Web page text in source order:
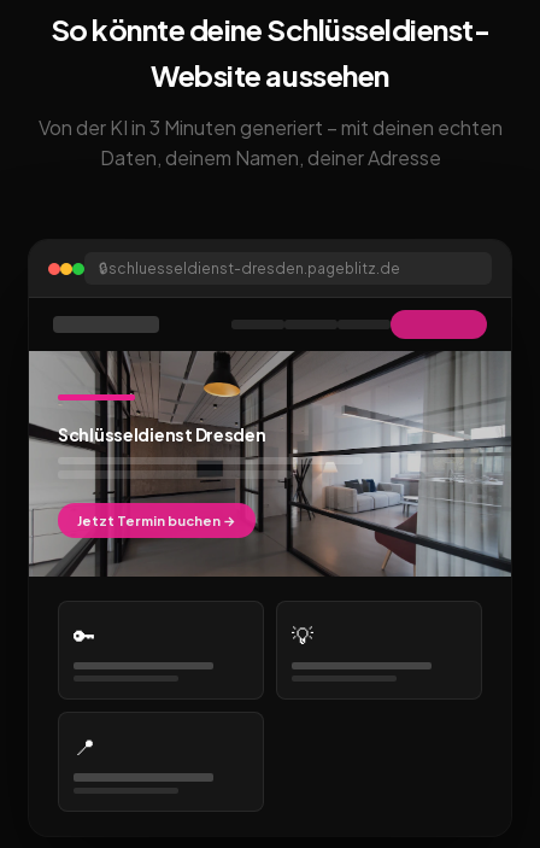
So könnte deine Schlüsseldienst-
Website aussehen
Von der KI in 3 Minuten generiert – mit deinen echten
Daten, deinem Namen, deiner Adresse
🔒schluesseldienst-dresden.pageblitz.de
Schlüsseldienst Dresden
Jetzt Termin buchen →
🔑 💡
📍